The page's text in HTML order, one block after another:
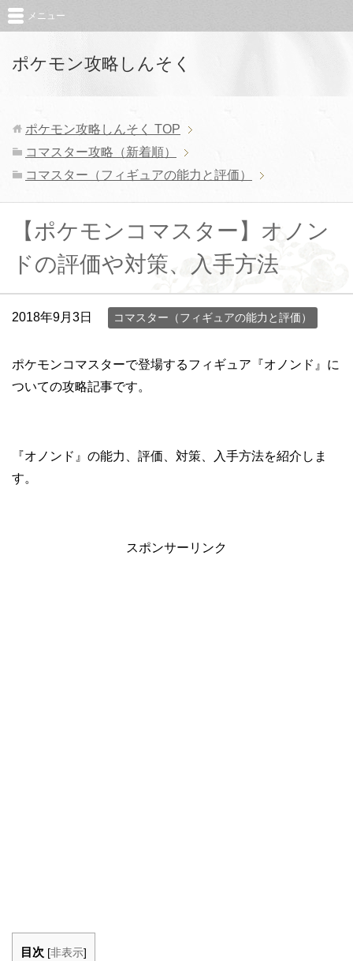
ポケモン攻略しんそく
メニュー
ポケモン攻略しんそく TOP
コマスター攻略（新着順）
コマスター（フィギュアの能力と評価）
【ポケモンコマスター】オノン
ドの評価や対策、入手方法
2018年9月3日 コマスター（フィギュアの能力と評価）
ポケモンコマスターで登場するフィギュア『オノンド』に
ついての攻略記事です。
『オノンド』の能力、評価、対策、入手方法を紹介しま
す。
スポンサーリンク
目次 [非表示]